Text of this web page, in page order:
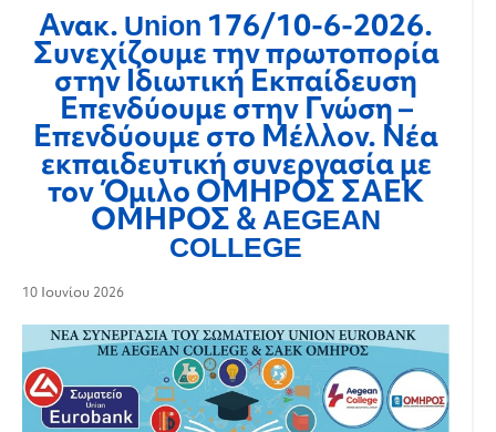
Ανακ. Union 176/10-6-2026.
Συνεχίζουμε την πρωτοπορία
στην Ιδιωτική Εκπαίδευση
Επενδύουμε στην Γνώση –
Επενδύουμε στο Μέλλον. Νέα
εκπαιδευτική συνεργασία με
τον Όμιλο ΟΜΗΡΟΣ ΣΑΕΚ
ΟΜΗΡΟΣ & AEGEAN
COLLEGE
10 Ιουνίου 2026